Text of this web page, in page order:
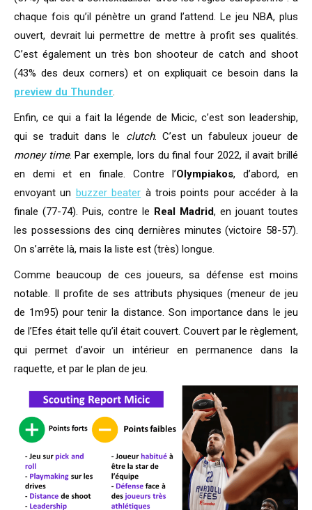
chaque fois qu’il pénètre un grand l’attend. Le jeu NBA, plus
ouvert, devrait lui permettre de mettre à profit ses qualités.
C’est également un très bon shooteur de catch and shoot
(43% des deux corners) et on expliquait ce besoin dans la
preview du Thunder.
Enfin, ce qui a fait la légende de Micic, c’est son leadership,
qui se traduit dans le clutch. C’est un fabuleux joueur de
money time. Par exemple, lors du final four 2022, il avait brillé
en demi et en finale. Contre l’Olympiakos, d’abord, en
envoyant un buzzer beater à trois points pour accéder à la
finale (77-74). Puis, contre le Real Madrid, en jouant toutes
les possessions des cinq dernières minutes (victoire 58-57).
On s’arrête là, mais la liste est (très) longue.
Comme beaucoup de ces joueurs, sa défense est moins
notable. Il profite de ses attributs physiques (meneur de jeu
de 1m95) pour tenir la distance. Son importance dans le jeu
de l’Efes était telle qu’il était couvert. Couvert par le règlement,
qui permet d’avoir un intérieur en permanence dans la
raquette, et par le plan de jeu.